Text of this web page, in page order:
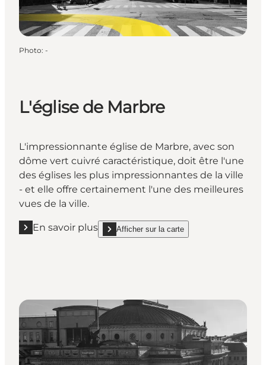
Photo: -
L'église de Marbre
L'impressionnante église de Marbre, avec son
dôme vert cuivré caractéristique, doit être l'une
des églises les plus impressionnantes de la ville
- et elle offre certainement l'une des meilleures
vues de la ville.
En savoir plus
En savoir plus "L'église de Marbre "
Afficher sur la carte